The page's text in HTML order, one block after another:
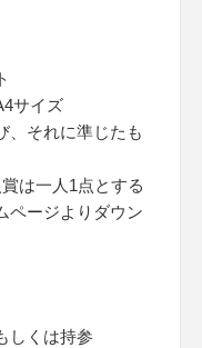
サイズ
、それに準じたも
は一人1点とする
ページよりダウン
しくは持参